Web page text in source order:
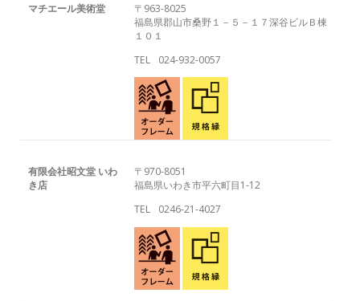
マチエール美術堂
〒963-8025
福島県郡山市桑野１－５－１７深谷ビルＢ棟
１０１
TEL
024-932-0057
有限会社昭文堂 いわ
き店
〒970-8051
福島県いわき市平六町目1-12
TEL
0246-21-4027